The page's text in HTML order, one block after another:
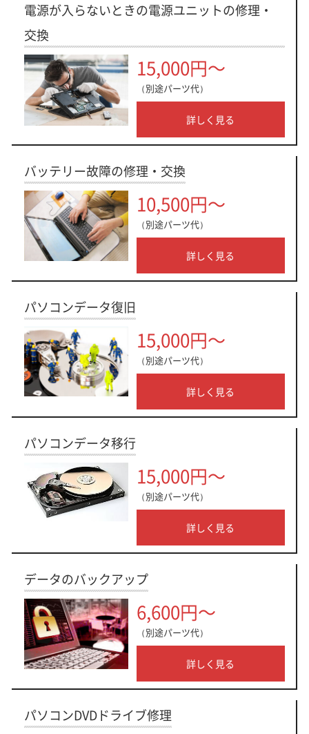
電源が入らないときの電源ユニットの修理・
交換
15,000円～
（別途パーツ代）
詳しく見る
バッテリー故障の修理・交換
10,500円～
（別途パーツ代）
詳しく見る
パソコンデータ復旧
15,000円～
（別途パーツ代）
詳しく見る
パソコンデータ移行
15,000円～
（別途パーツ代）
詳しく見る
データのバックアップ
6,600円～
（別途パーツ代）
詳しく見る
パソコンDVDドライブ修理